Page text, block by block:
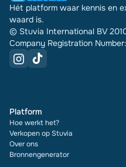
Hét platform waar kennis en
waard is.
© Stuvia International BV
Company Registration
Platform
Hoe werkt het?
Verkopen op Stuvia
Over ons
Bronnengenerator